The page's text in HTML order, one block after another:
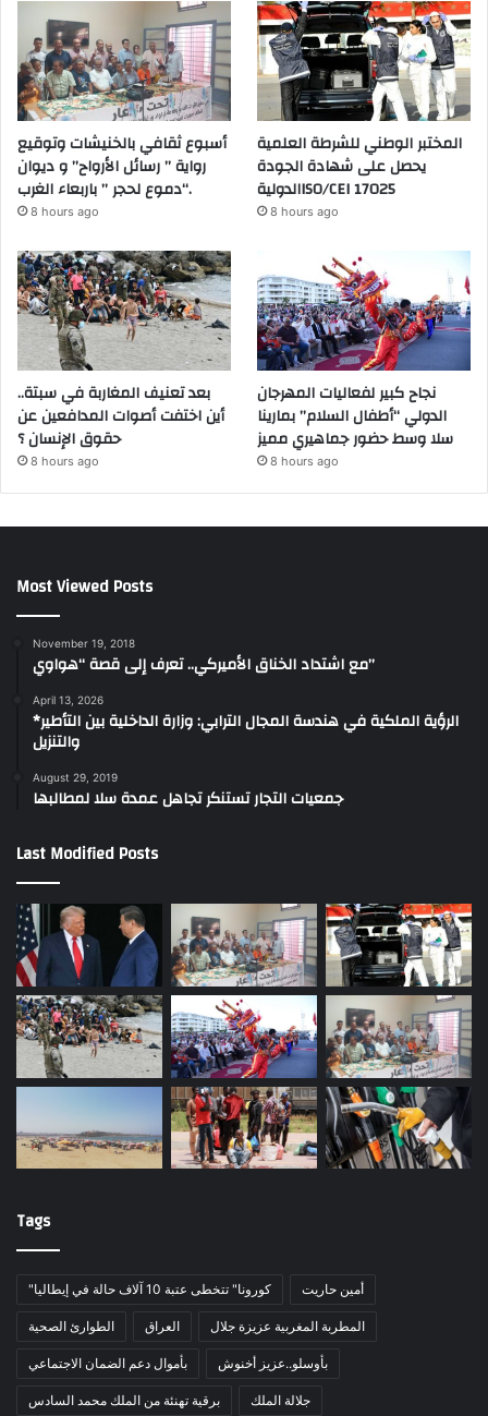
أسبوع ثقافي بالخنيشات وتوقيع
رواية ” رسائل الأرواح” و ديوان
“دموع لحجر ” باربعاء الغرب.
8 hours ago
المختبر الوطني للشرطة العلمية
يحصل على شهادة الجودة
الدوليةISO/CEI 17025
8 hours ago
بعد تعنيف المغاربة في سبتة..
أين اختفت أصوات المدافعين عن
حقوق الإنسان ؟
8 hours ago
نجاح كبير لفعاليات المهرجان
الدولي “أطفال السلام” بمارينا
سلا وسط حضور جماهيري مميز
8 hours ago
Most Viewed Posts
November 19, 2018
مع اشتداد الخناق الأميركي.. تعرف إلى قصة “هواوي”
April 13, 2026
*الرؤية الملكية في هندسة المجال الترابي: وزارة الداخلية بين التأطير
والتنزيل
August 29, 2019
جمعيات التجار تستنكر تجاهل عمدة سلا لمطالبها
Last Modified Posts
Tags
"كورونا" تتخطى عتبة 10 آلاف حالة في إيطاليا أمين حاريت
الطوارئ الصحية العراق المطربة المغربية عزيزة جلال
بأموال دعم الضمان الاجتماعي بأوسلو..عزيز أخنوش
برقية تهنئة من الملك محمد السادس جلالة الملك